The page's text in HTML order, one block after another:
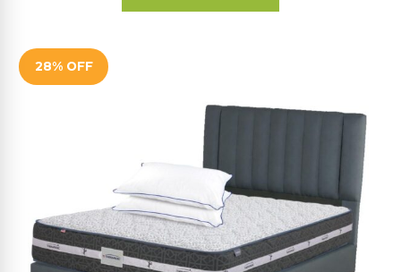
28% OFF